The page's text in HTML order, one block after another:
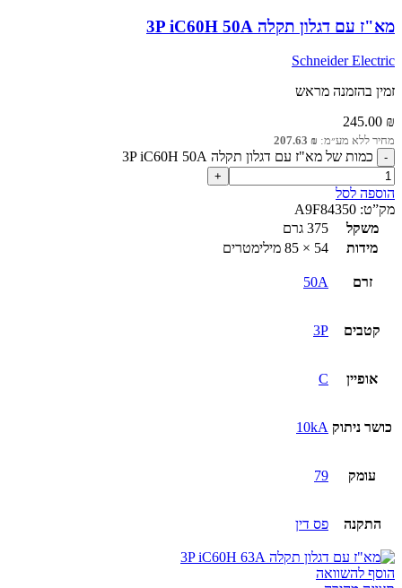
מא"ז עם דגלון תקלה 3P iC60H 50A
Schneider Electric
זמין בהזמנה מראש
245.00 ₪
מחיר ללא מע״מ: 207.63 ₪
כמות של מא"ז עם דגלון תקלה 3P iC60H 50A
הוספה לסל
מק”ט: A9F84350
משקל
375 גרם
מידות
54 × 85 מילימטרים
זרם 50A
קטבים 3P
אופיין C
כושר ניתוק 10kA
עומק 79
התקנה פס דין
הוסף להשוואה